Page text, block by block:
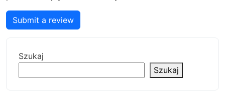
Submit a review
Szukaj
Szukaj